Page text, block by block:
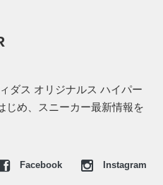
グ系モデルとは一味違った一
の思想を"ADIDAS
ナルス)"のライフスタイル領
スである。"EUPHORIA"は、
しながら、よりリラックスし
ダス オリジナルス ハイパー
じめ、スニーカー最新情報を
Facebook Instagram